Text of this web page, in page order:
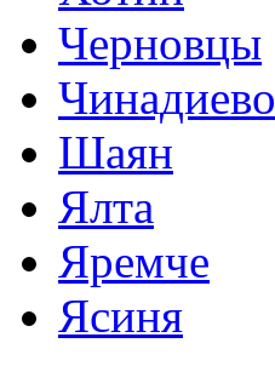
Черновцы
Чинадиево
Шаян
Ялта
Яремче
Ясиня